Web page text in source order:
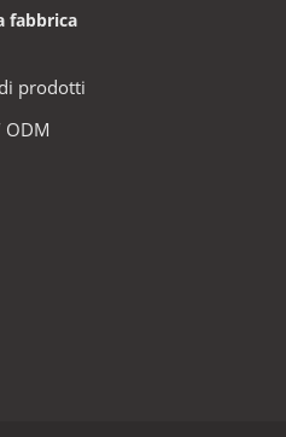
fabbrica
prodotti
ODM